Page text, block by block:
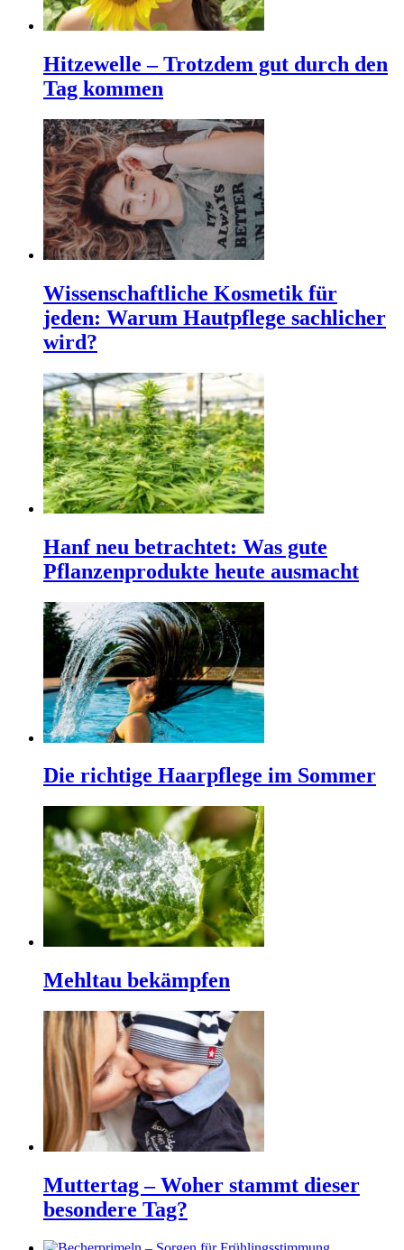
Hitzewelle – Trotzdem gut durch den
Tag kommen
Wissenschaftliche Kosmetik für
jeden: Warum Hautpflege sachlicher
wird?
Hanf neu betrachtet: Was gute
Pflanzenprodukte heute ausmacht
Die richtige Haarpflege im Sommer
Mehltau bekämpfen
Muttertag – Woher stammt dieser
besondere Tag?